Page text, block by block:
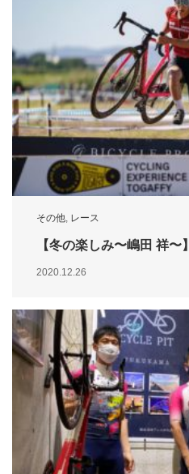
その他, レース
【冬の楽しみ〜嶋田 祥〜】
2020.12.26